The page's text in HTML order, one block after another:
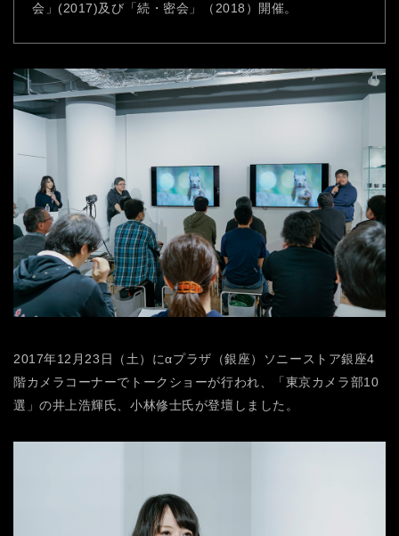
会」(2017)及び「続・密会」（2018）開催。
2017年12月23日（土）にαプラザ（銀座）ソニーストア銀座4
階カメラコーナーでトークショーが行われ、「東京カメラ部10
選」の井上浩輝氏、小林修士氏が登壇しました。